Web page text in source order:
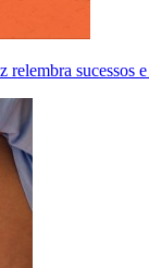
sucessos e